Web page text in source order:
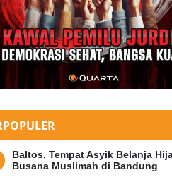
Baltos, Tempat Asyik Belanja
Busana Muslimah di Bandung